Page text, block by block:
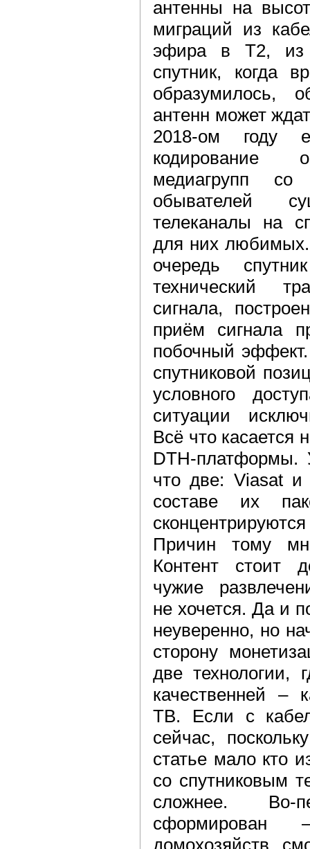
антенны на
миграций из
эфира в Т2, из
спутник, когда
образумилось,
антенн может
2018-ом году
кодирование
медиагрупп
обывателей
телеканалы на
для них
очередь
технический
сигнала,
приём сигнала
побочный
спутниковой
условного
ситуации
Всё что касается
DTH-платформы.
что две: Viasat и
составе их
Причин тому
Контент стоит
чужие
не хочется. Да и
неуверенно, но
сторону
две технологии,
качественней –
ТВ. Если с
сейчас,
статье мало кто
со спутниковым
сложнее.
домохозяйств